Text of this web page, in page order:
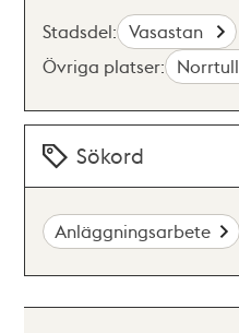
Stadsdel: Vasastan
Övriga platser: Norrtull
Sökord
Anläggningsarbete